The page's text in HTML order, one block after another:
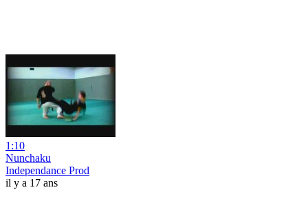
1:10
Nunchaku
Independance Prod
il y a 17 ans